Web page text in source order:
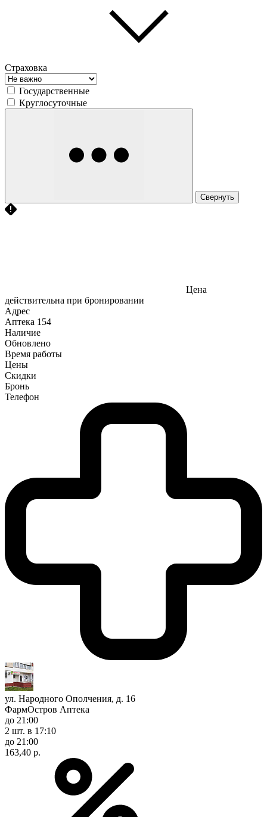
Страховка
Государственные
Круглосуточные
Свернуть
Цена
действительна при бронировании
Адрес
Аптека 154
Наличие
Обновлено
Время работы
Цены
Скидки
Бронь
Телефон
ул. Народного Ополчения, д. 16
ФармОстров Аптека
до 21:00
2 шт. в 17:10
до 21:00
163,40 р.